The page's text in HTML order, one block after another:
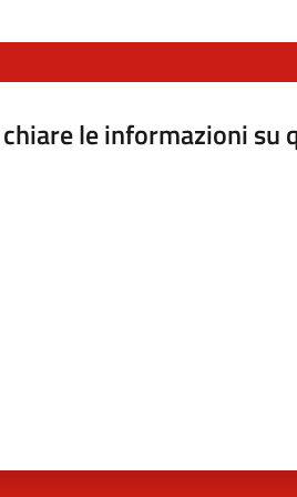
le informazioni su